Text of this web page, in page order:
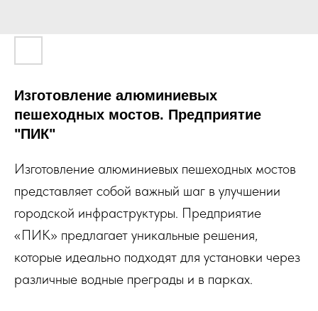
Изготовление алюминиевых
пешеходных мостов. Предприятие
"ПИК"
Изготовление алюминиевых пешеходных мостов
представляет собой важный шаг в улучшении
городской инфраструктуры. Предприятие
«ПИК» предлагает уникальные решения,
которые идеально подходят для установки через
различные водные преграды и в парках.